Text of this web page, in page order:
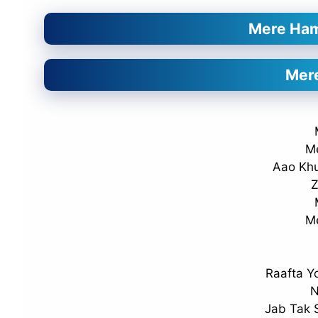
Mere
Aao
Raafta
Jab Tak